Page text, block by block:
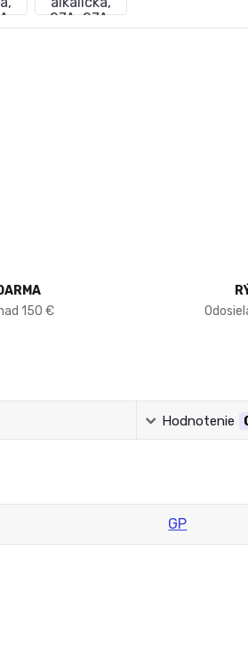
150 €
Hodnotenie
GP